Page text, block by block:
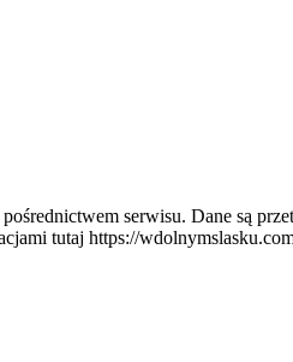
serwisu. Dane są
tutaj https://